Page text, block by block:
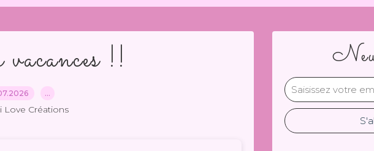
!!
…
Love Créations